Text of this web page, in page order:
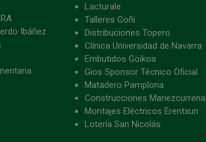
Ibáñez
Lacturale
Talleres Goñi
Distribuciones Topero
Clínica Universidad de Navarra
Embutidos Goikoa
Gios Sponsor Técnico Oficial
Matadero Pamplona
Construcciones Mariezcurrena
Montajes Eléctricos Erentxun
Lotería San Nicolás